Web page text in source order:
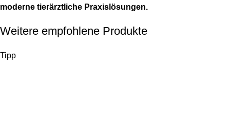
moderne tierärztliche Praxislösungen.
Weitere empfohlene Produkte
Tipp